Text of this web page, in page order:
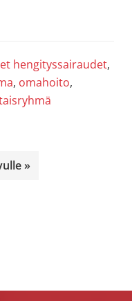
hengityssairaudet,
, omahoito,
»